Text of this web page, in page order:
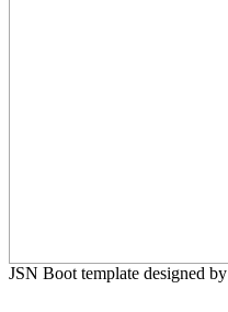
JSN Boot template designed by